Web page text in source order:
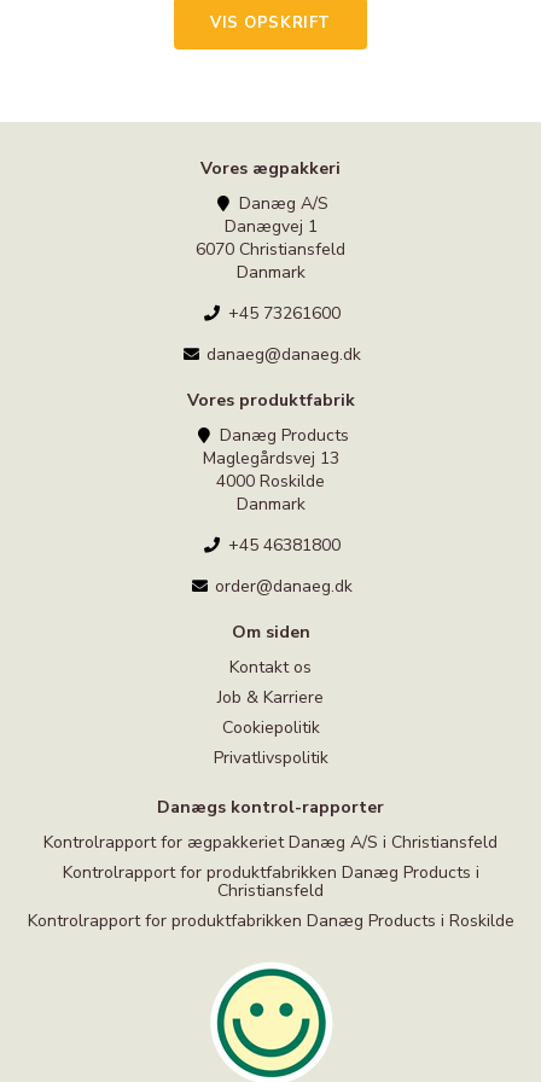
VIS OPSKRIFT
Vores ægpakkeri
Danæg A/S
Danægvej 1
6070 Christiansfeld
Danmark
+45 73261600
danaeg@danaeg.dk
Vores produktfabrik
Danæg Products
Maglegårdsvej 13
4000 Roskilde
Danmark
+45 46381800
order@danaeg.dk
Om siden
Kontakt os
Job & Karriere
Cookiepolitik
Privatlivspolitik
Danægs kontrol-rapporter
Kontrolrapport for ægpakkeriet Danæg A/S i Christiansfeld
Kontrolrapport for produktfabrikken Danæg Products i
Christiansfeld
Kontrolrapport for produktfabrikken Danæg Products i Roskilde